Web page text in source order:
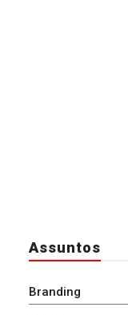
Assuntos
Branding